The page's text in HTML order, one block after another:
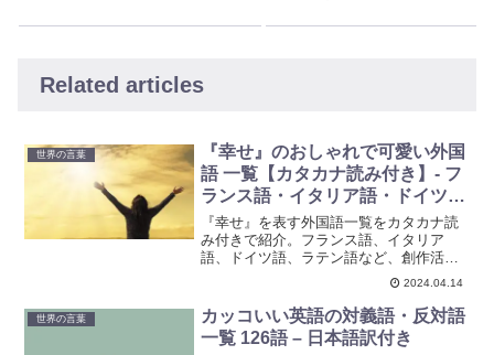
Related articles
世界の言葉
『幸せ』のおしゃれで可愛い外国
語 一覧【カタカナ読み付き】- フ
ランス語・イタリア語・ドイツ
語・ラテン語など
『幸せ』を表す外国語一覧をカタカナ読
み付きで紹介。フランス語、イタリア
語、ドイツ語、ラテン語など、創作活動
やネーミングにインスピレーションを与
える21言語の言葉を掲載。創作・キャラ
名考案のためのアイデア集。ぜひ参考に
してみてください。
2024.04.14
世界の言葉
カッコいい英語の対義語・反対語
一覧 126語 – 日本語訳付き